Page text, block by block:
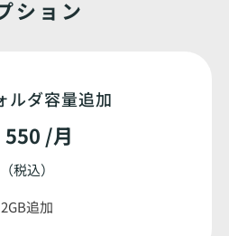
ション
ルダ容量追加
550 /月
（税込）
2GB追加